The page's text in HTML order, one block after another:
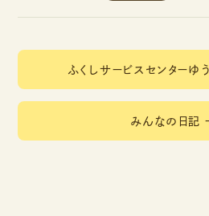
ふくしサービスセンターゆ
みんなの日記